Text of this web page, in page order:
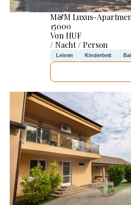
M&M Luxus-
15000
Von HUF
/ Nacht / Person
Leinen Kinderbett